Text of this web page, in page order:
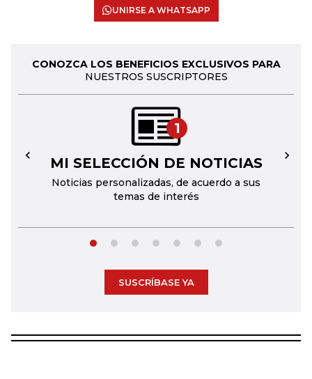
UNIRSE A WHATSAPP
CONOZCA LOS BENEFICIOS EXCLUSIVOS PARA
NUESTROS SUSCRIPTORES
1
MI SELECCIÓN DE NOTICIAS
Noticias personalizadas, de acuerdo a sus
temas de interés
← →
SUSCRÍBASE YA